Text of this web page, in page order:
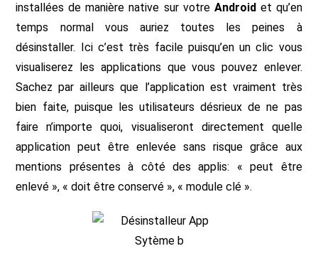
installées de manière native sur votre Androidet qu’en
temps normal vous auriez toutes les peines à
désinstaller. Ici c’est très facile puisqu’en un clic vous
visualiserez les applications que vous pouvez enlever.
Sachez par ailleurs que l’application est vraiment très
bien faite, puisque les utilisateurs désrieux de ne pas
faire n’importe quoi, visualiseront directement quelle
application peut être enlevée sans risque grâce aux
mentions présentes à côté des applis: « peut être
enlevé », « doit être conservé », « module clé ».